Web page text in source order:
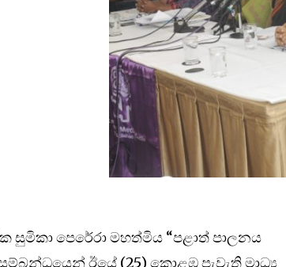
පෙරේරා මහත්මිය “පළාත් පාලනය
ඊයේ (25) කොළඹ පැවැති මාධ්‍ය